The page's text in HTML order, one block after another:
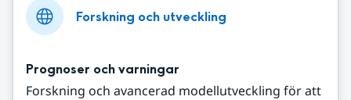
Forskning och utveckling
Prognoser och varningar
Forskning och avancerad modellutveckling för att